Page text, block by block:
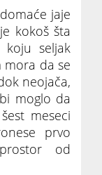
jaje
kokoš šta
seljak
da se
neojača,
moglo da
meseci
prvo
od